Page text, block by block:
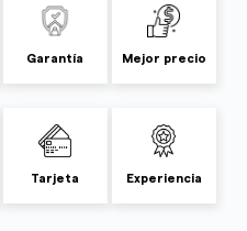
Garantía Mejor precio
Tarjeta Experiencia